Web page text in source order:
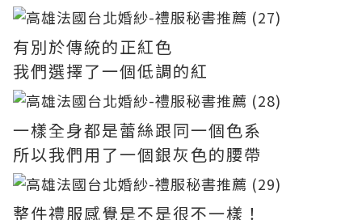
有別於傳統的正紅色
我們選擇了一個低調的紅
一樣全身都是蕾絲跟同一個色系
所以我們用了一個銀灰色的腰帶
整件禮服感覺是不是很不一樣！